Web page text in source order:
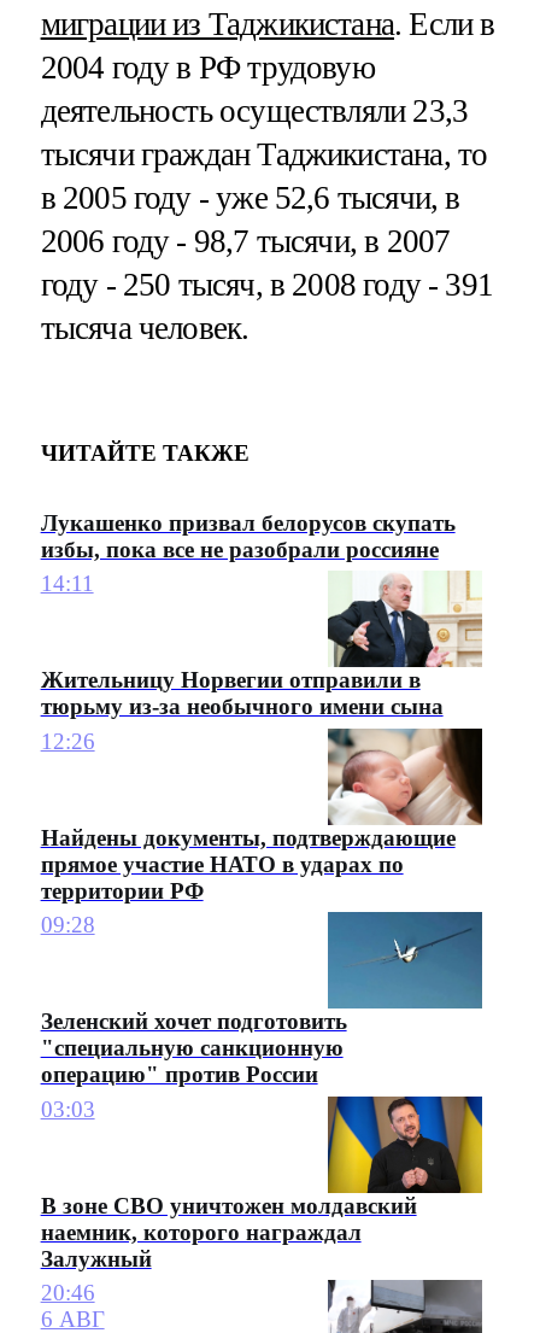
миграции из Таджикистана. Если в
2004 году в РФ трудовую
деятельность осуществляли 23,3
тысячи граждан Таджикистана, то
в 2005 году - уже 52,6 тысячи, в
2006 году - 98,7 тысячи, в 2007
году - 250 тысяч, в 2008 году - 391
тысяча человек.
ЧИТАЙТЕ ТАКЖЕ
Лукашенко призвал белорусов скупать
избы, пока все не разобрали россияне
14:11
Жительницу Норвегии отправили в
тюрьму из-за необычного имени сына
12:26
Найдены документы, подтверждающие
прямое участие НАТО в ударах по
территории РФ
09:28
Зеленский хочет подготовить
"специальную санкционную
операцию" против России
03:03
В зоне СВО уничтожен молдавский
наемник, которого награждал
Залужный
20:46
6 АВГ